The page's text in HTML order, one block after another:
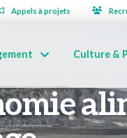
Appels à projets
Culture &